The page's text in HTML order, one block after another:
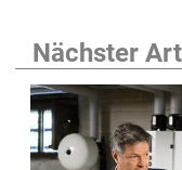
Nächster